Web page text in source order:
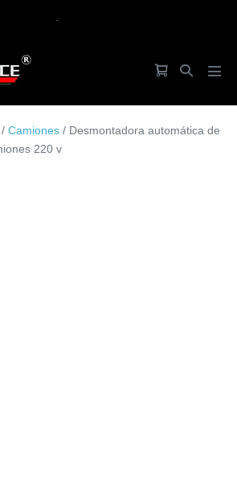
Carrito
compra
Alternar
/ Camiones / Desmontadora automática de
220 v